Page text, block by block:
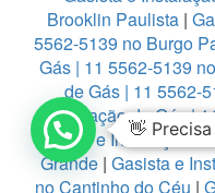
Brooklin Paulista |
5562-5139 no Burgo
Gás | 11 5562-5139
de Gás | 11 5562-
Instalação de Gás |
Gasista e Instalação
Grande| Gasista e
no Cantinho do Céu |
👋